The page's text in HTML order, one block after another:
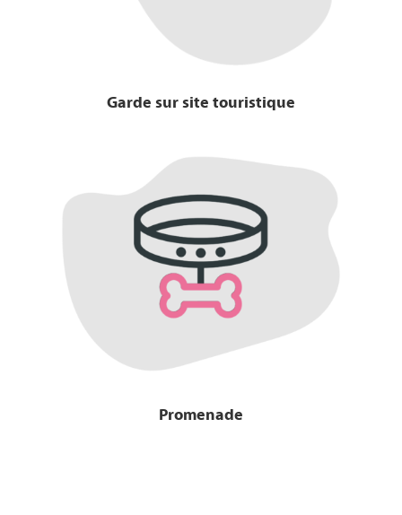
Garde sur site touristique
Promenade